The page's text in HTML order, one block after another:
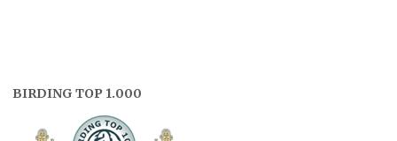
BIRDING TOP 1.000